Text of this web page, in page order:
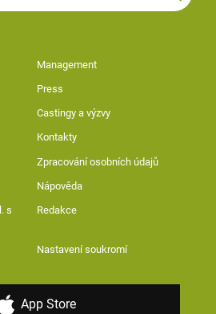
Management
Press
Castingy a výzvy
Kontakty
Zpracování osobních údajů
Nápověda
s
Redakce
Nastavení soukromí
App Store